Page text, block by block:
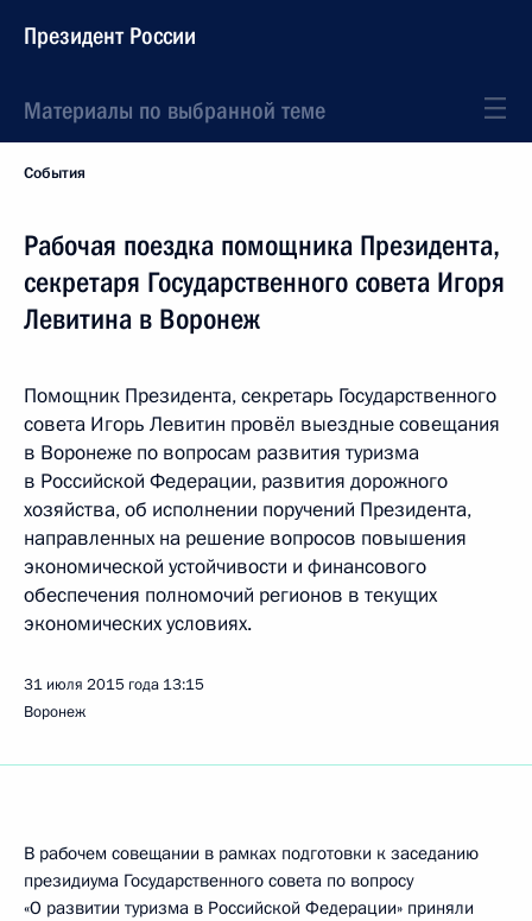
Президент России
Материалы по выбранной теме
События
Рабочая поездка помощника Президента,
секретаря Государственного совета Игоря
Левитина в Воронеж
Помощник Президента, секретарь Государственного
совета Игорь Левитин провёл выездные совещания
в Воронеже по вопросам развития туризма
в Российской Федерации, развития дорожного
хозяйства, об исполнении поручений Президента,
направленных на решение вопросов повышения
экономической устойчивости и финансового
обеспечения полномочий регионов в текущих
экономических условиях.
31 июля 2015 года 13:15
Воронеж
В рабочем совещании в рамках подготовки к заседанию
президиума Государственного совета по вопросу
«О развитии туризма в Российской Федерации» приняли